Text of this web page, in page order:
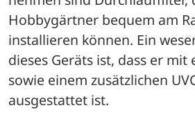
Hobbygärtner bequem am
installieren können. Ein
dieses Geräts ist, dass er
sowie einem zusätzlichen
ausgestattet ist.